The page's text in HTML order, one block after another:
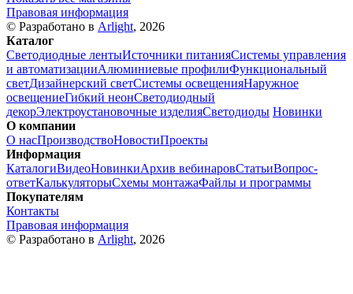
Правовая информация
© Разработано в Arlight, 2026
Каталог
Светодиодные лентыИсточники питанияСистемы управления
и автоматизацииАлюминиевые профилиФункциональный
светДизайнерский светСистемы освещенияНаружное
освещениеГибкий неонСветодиодный
декорЭлектроустановочные изделияСветодиоды Новинки
О компании
О насПроизводствоНовостиПроекты
Информация
КаталогиВидеоНовинкиАрхив вебинаровСтатьиВопрос-
ответКалькуляторыСхемы монтажаФайлы и программы
Покупателям
Контакты
Правовая информация
© Разработано в Arlight, 2026